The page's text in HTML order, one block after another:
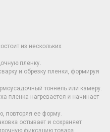
из нескольких
пленку.
и обрезку пленки, формируя
тоннель или камеру.
пленка нагревается и начинает
повторяя ее форму.
остывает и сохраняет
фиксацию товара.